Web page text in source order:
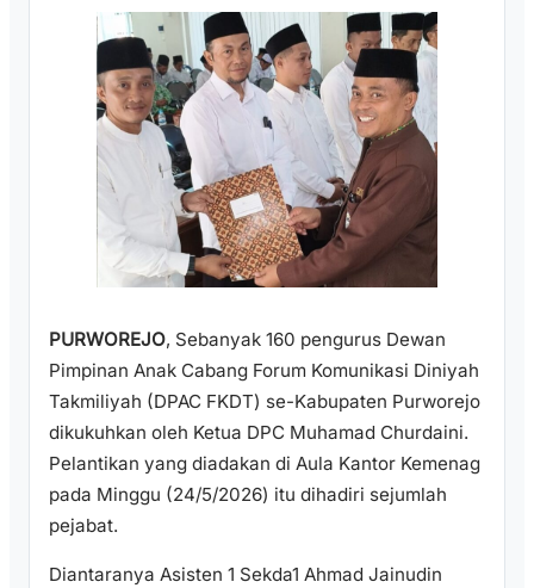
PURWOREJO, Sebanyak 160 pengurus Dewan
Pimpinan Anak Cabang Forum Komunikasi Diniyah
Takmiliyah (DPAC FKDT) se-Kabupaten Purworejo
dikukuhkan oleh Ketua DPC Muhamad Churdaini.
Pelantikan yang diadakan di Aula Kantor Kemenag
pada Minggu (24/5/2026) itu dihadiri sejumlah
pejabat.
Diantaranya Asisten 1 Sekda1 Ahmad Jainudin